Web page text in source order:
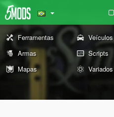
Ferramentas Veículos
Armas
Scripts
Mapas
Variados